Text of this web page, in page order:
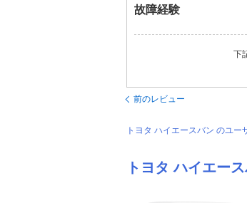
故障経験
下
前のレビュー
トヨタ ハイエースバン のユ
トヨタ ハイエー